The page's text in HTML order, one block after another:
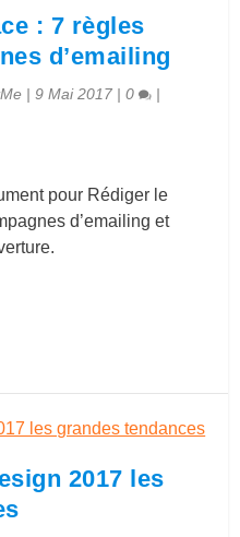
: 7 règles
d’emailing
|9 Mai 2017 |0 |
pour Rédiger le
d’emailing et
2017 les